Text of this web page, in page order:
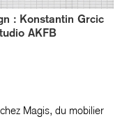
: Konstantin Grcic
AKFB
Magis, du mobilier